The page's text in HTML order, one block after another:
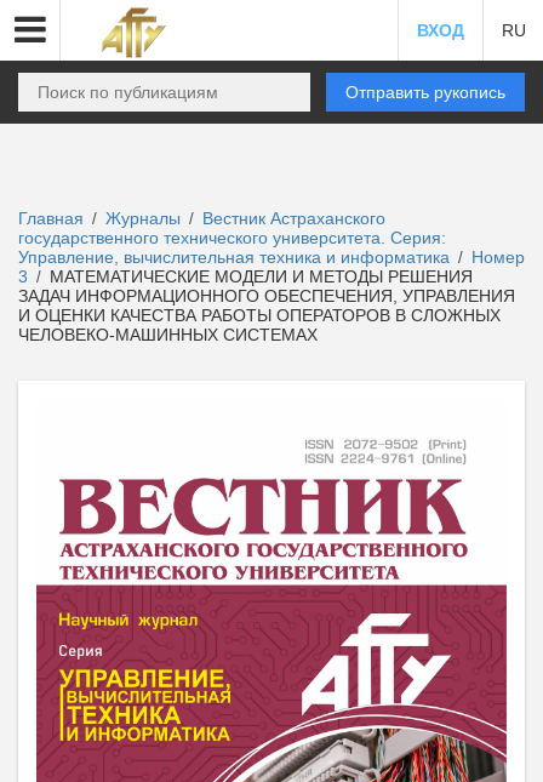
ВХОД RU
Отправить рукопись
Главная / Журналы / Вестник Астраханского
государственного технического университета. Серия:
Управление, вычислительная техника и информатика / Номер
3 / МАТЕМАТИЧЕСКИЕ МОДЕЛИ И МЕТОДЫ РЕШЕНИЯ
ЗАДАЧ ИНФОРМАЦИОННОГО ОБЕСПЕЧЕНИЯ, УПРАВЛЕНИЯ
И ОЦЕНКИ КАЧЕСТВА РАБОТЫ ОПЕРАТОРОВ В СЛОЖНЫХ
ЧЕЛОВЕКО-МАШИННЫХ СИСТЕМАХ